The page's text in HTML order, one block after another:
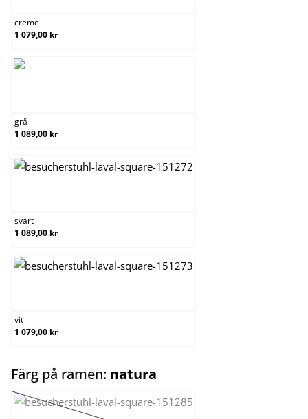
creme
1 079,00 kr
grå
1 089,00 kr
svart
1 089,00 kr
vit
1 079,00 kr
Färg på ramen: natura